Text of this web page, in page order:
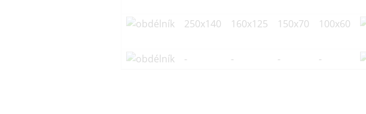
250x140 160x125 150x70 100x60
-
- - -